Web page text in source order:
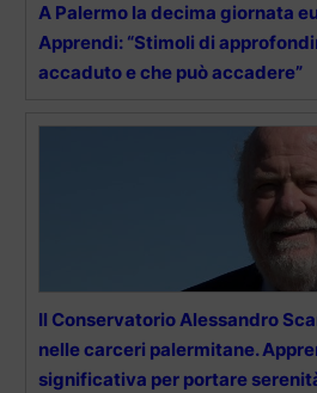
A Palermo la decima giornata
Apprendi: “Stimoli di
accaduto e che può accadere”
Il Conservatorio Alessandro
nelle carceri palermitane.
significativa per portare